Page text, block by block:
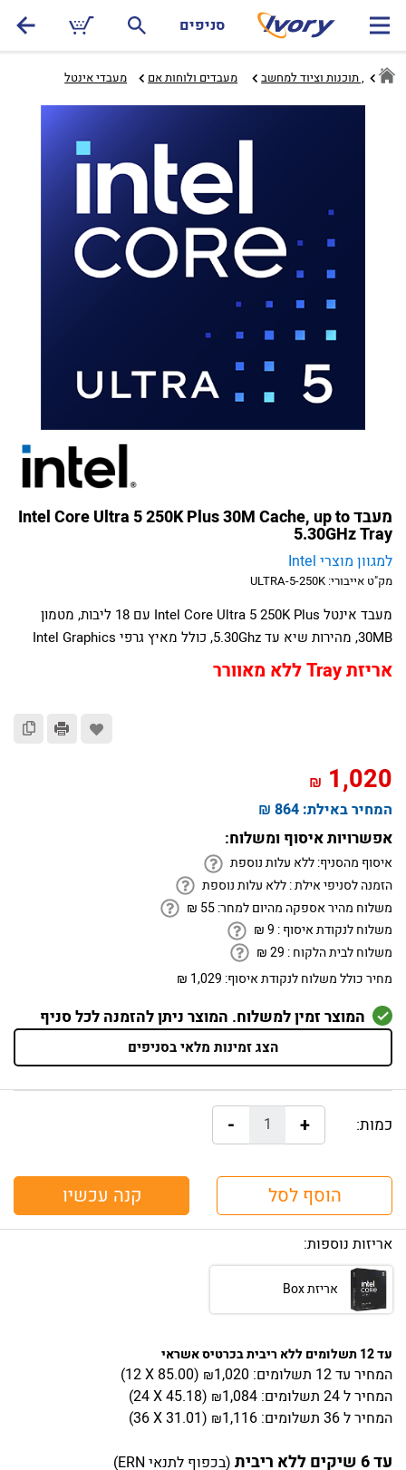
סניפים
חומרה, תוכנות וציוד למחשב מעבדים ולוחות אם‏ מעבדי אינטל‏
מעבד Intel Core Ultra 5 250K Plus 30M Cache, up to
5.30GHz Tray
למגוון מוצרי Intel
מק"ט אייבורי: ULTRA-5-250K
מעבד אינטל Intel Core Ultra 5 250K Plus עם 18 ליבות, מטמון
30MB, מהירות שיא עד 5.30Ghz, כולל מאיץ גרפי Intel Graphics
אריזת Tray ללא מאוורר
₪
1,020
₪
המחיר באילת: 864 ₪
אפשרויות איסוף ומשלוח:
איסוף מהסניף:ללא עלות נוספת
הזמנה לסניפי אילת :ללא עלות נוספת
משלוח מהיר אספקה מהיום למחר:
₪ 55
משלוח לנקודת איסוף :
₪9
משלוח לבית הלקוח :
₪29
מחיר כולל משלוח לנקודת איסוף: 1,029 ₪
המוצר זמין למשלוח. המוצר ניתן להזמנה לכל סניף
הצג זמינות מלאי בסניפים
כמות: +
-
הוסף לסל קנה עכשיו
אריזות נוספות:
אריזת Box
עד 12 תשלומים ללא ריבית בכרטיס אשראי
המחיר עד 12 תשלומים: ₪1,020
(12 X 85.00)
המחירל 24 תשלומים: ₪1,084
(24 X45.18)
המחירל 36 תשלומים: ₪1,116
(36 X31.01)
עד 6 שיקים ללא ריבית (בכפוף לתנאי ERN)